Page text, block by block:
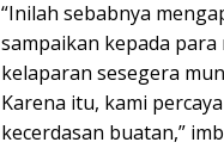
“Inilah sebabnya
sampaikan kepada
kelaparan sesegera
Karena itu, kami
kecerdasan buatan,”